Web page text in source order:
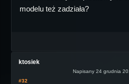
modelu też zadziała?
ktosiek
Napisany 24 grudnia
#32